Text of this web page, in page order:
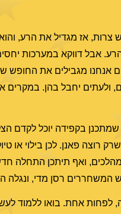
צרות, אז מגדיל את הרע,
אבל דווקא במערכות
אנחנו מגבילים את החופש
ולעתים יחבל בהן. במקרים
בקפידה יוכל לקדם
רוצה פאנן. לכן בילוי
מהלכים, ואף תיתכן התחלה
המשחררים רסן מדי, ונגלה
אחת. בואו ללמוד